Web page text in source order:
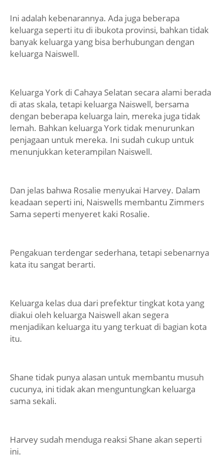
Ini adalah kebenarannya. Ada juga beberapa
keluarga seperti itu di ibukota provinsi, bahkan tidak
banyak keluarga yang bisa berhubungan dengan
keluarga Naiswell.
Keluarga York di Cahaya Selatan secara alami berada
di atas skala, tetapi keluarga Naiswell, bersama
dengan beberapa keluarga lain, mereka juga tidak
lemah. Bahkan keluarga York tidak menurunkan
penjagaan untuk mereka. Ini sudah cukup untuk
menunjukkan keterampilan Naiswell.
Dan jelas bahwa Rosalie menyukai Harvey. Dalam
keadaan seperti ini, Naiswells membantu Zimmers
Sama seperti menyeret kaki Rosalie.
Pengakuan terdengar sederhana, tetapi sebenarnya
kata itu sangat berarti.
Keluarga kelas dua dari prefektur tingkat kota yang
diakui oleh keluarga Naiswell akan segera
menjadikan keluarga itu yang terkuat di bagian kota
itu.
Shane tidak punya alasan untuk membantu musuh
cucunya, ini tidak akan menguntungkan keluarga
sama sekali.
Harvey sudah menduga reaksi Shane akan seperti
ini.